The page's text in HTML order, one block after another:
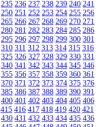
235 236 237 238 239 240 241
250 251 252 253 254 255 256
265 266 267 268 269 270 271
280 281 282 283 284 285 286
295 296 297 298 299 300 301
310 311 312 313 314 315 316
325 326 327 328 329 330 331
340 341 342 343 344 345 346
355 356 357 358 359 360 361
370 371 372 373 374 375 376
385 386 387 388 389 390 391
400 401 402 403 404 405 406
415 416 417 418 419 420 421
430 431 432 433 434 435 436